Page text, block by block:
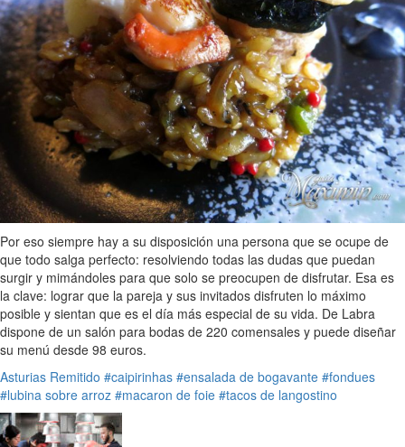
Por eso siempre hay a su disposición una persona que se ocupe de
que todo salga perfecto: resolviendo todas las dudas que puedan
surgir y mimándoles para que solo se preocupen de disfrutar. Esa es
la clave: lograr que la pareja y sus invitados disfruten lo máximo
posible y sientan que es el día más especial de su vida. De Labra
dispone de un salón para bodas de 220 comensales y puede diseñar
su menú desde 98 euros.
Asturias Remitido #caipirinhas #ensalada de bogavante #fondues
#lubina sobre arroz #macaron de foie #tacos de langostino